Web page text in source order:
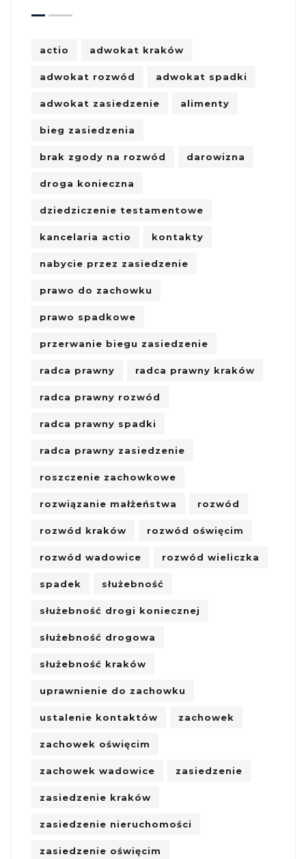
actio adwokat kraków
adwokat rozwód adwokat spadki
adwokat zasiedzenie alimenty
bieg zasiedzenia
brak zgody na rozwód darowizna
droga konieczna
dziedziczenie testamentowe
kancelaria actio kontakty
nabycie przez zasiedzenie
prawo do zachowku
prawo spadkowe
przerwanie biegu zasiedzenie
radca prawny radca prawny kraków
radca prawny rozwód
radca prawny spadki
radca prawny zasiedzenie
roszczenie zachowkowe
rozwiązanie małżeństwa rozwód
rozwód kraków rozwód oświęcim
rozwód wadowice rozwód wieliczka
spadek służebność
służebność drogi koniecznej
służebność drogowa
służebność kraków
uprawnienie do zachowku
ustalenie kontaktów zachowek
zachowek oświęcim
zachowek wadowice zasiedzenie
zasiedzenie kraków
zasiedzenie nieruchomości
zasiedzenie oświęcim